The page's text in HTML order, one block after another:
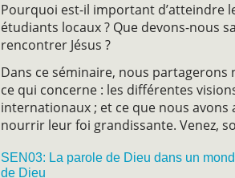
Pourquoi est-il important d’atteindre
étudiants locaux ? Que devons-nous
rencontrer Jésus ?
Dans ce séminaire, nous
ce qui concerne : les différentes
internationaux ; et ce que nous
nourrir leur foi grandissante. Venez,
SEN03: La parole de Dieu dans un
de Dieu